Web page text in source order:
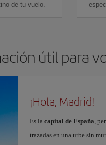
de tu vuelo.
útil para
¡Hola, Madrid!
Es la capital de España,
trazadas en una urbe sin